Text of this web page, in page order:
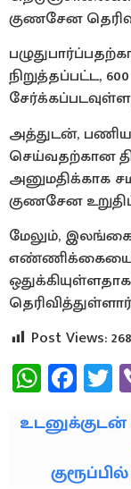
குணசேன
நிறுத்தப்பட்ட,
அத்துடன்,
செய்வதற்கான
அனுமதிக்காக
குணசேன
மேலும், இலங்கை
எண்ணிக்கையை
Post Views:268